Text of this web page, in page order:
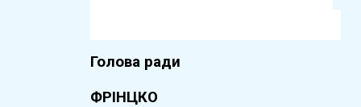
Голова ради
ФРІНЦКО